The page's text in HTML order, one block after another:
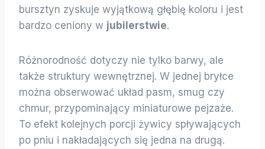
bursztyn zyskuje wyjątkową głębię koloru i jest
bardzo ceniony w jubilerstwie.
Różnorodność dotyczy nie tylko barwy, ale
także struktury wewnętrznej. W jednej bryłce
można obserwować układ pasm, smug czy
chmur, przypominający miniaturowe pejzaże.
To efekt kolejnych porcji żywicy spływających
po pniu i nakładających się jedna na drugą.